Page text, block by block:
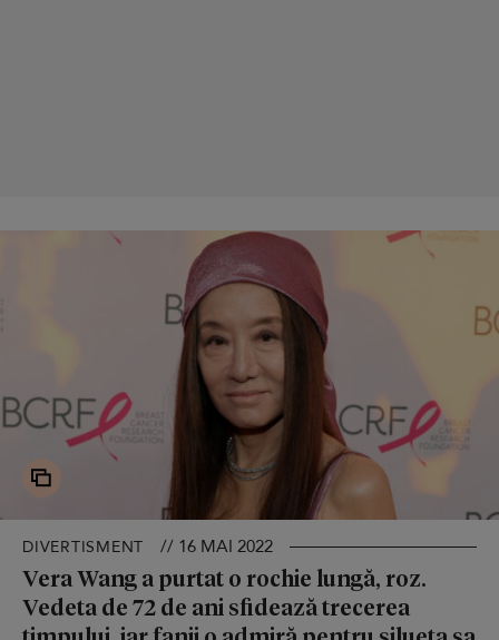
DIVERTISMENT // 16 MAI 2022
Vera Wang a purtat o rochie lungă, roz.
Vedeta de 72 de ani sfidează trecerea